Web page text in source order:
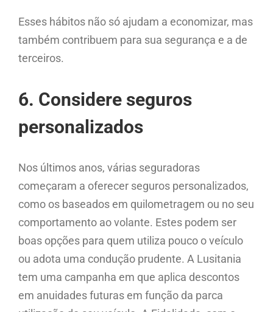
Esses hábitos não só ajudam a economizar, mas
também contribuem para sua segurança e a de
terceiros.
6. Considere seguros
personalizados
Nos últimos anos, várias seguradoras
começaram a oferecer seguros personalizados,
como os baseados em quilometragem ou no seu
comportamento ao volante. Estes podem ser
boas opções para quem utiliza pouco o veículo
ou adota uma condução prudente. A Lusitania
tem uma campanha em que aplica descontos
em anuidades futuras em função da parca